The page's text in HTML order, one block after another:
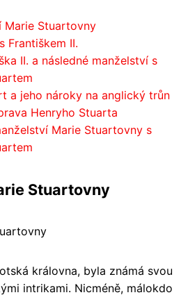
Marie Stuartovny
Františkem II.
II. a následné manželství s
a jeho nároky na anglický trůn
Henryho Stuarta
Marie Stuartovny s
Stuartovny
královna, byla známá svou
intrikami. Nicméně, málokdo